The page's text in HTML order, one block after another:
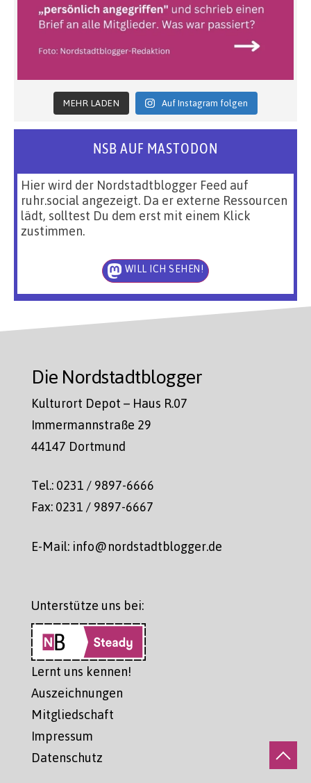
MEHR LADEN Auf Instagram folgen
NSB AUF MASTODON
Hier wird der Nordstadtblogger Feed auf
ruhr.social angezeigt. Da er externe Ressourcen
lädt, solltest Du dem erst mit einem Klick
zustimmen.
WILL ICH SEHEN!
Die Nordstadtblogger
Kulturort Depot – Haus R.07
Immermannstraße 29
44147 Dortmund
Tel.: 0231 / 9897-6666
Fax: 0231 / 9897-6667
E-Mail: info@nordstadtblogger.de
Unterstütze uns bei:
Lernt uns kennen!
Auszeichnungen
Mitgliedschaft
Impressum
Datenschutz